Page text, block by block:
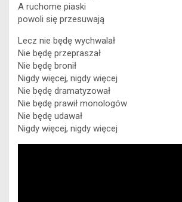
A ruchome piaski
powoli się przesuwają
Lecz nie będę wychwalał
Nie będę przepraszał
Nie będę bronił
Nigdy więcej, nigdy więcej
Nie będę dramatyzował
Nie będę prawił monologów
Nie będę udawał
Nigdy więcej, nigdy więcej